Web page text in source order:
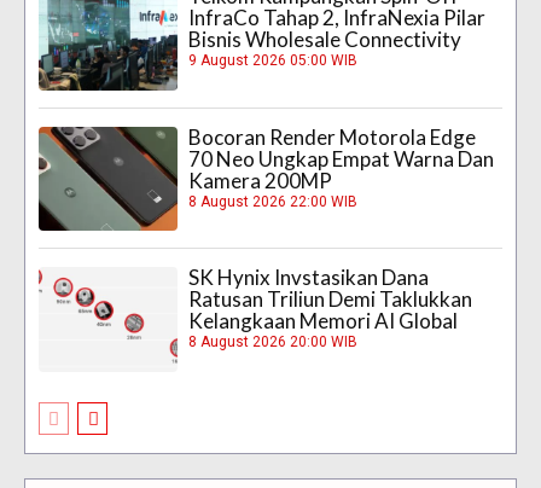
InfraCo Tahap 2, InfraNexia Pilar
Bisnis Wholesale Connectivity
9 August 2026 05:00 WIB
Bocoran Render Motorola Edge
70 Neo Ungkap Empat Warna Dan
Kamera 200MP
8 August 2026 22:00 WIB
SK Hynix Invstasikan Dana
Ratusan Triliun Demi Taklukkan
Kelangkaan Memori AI Global
8 August 2026 20:00 WIB